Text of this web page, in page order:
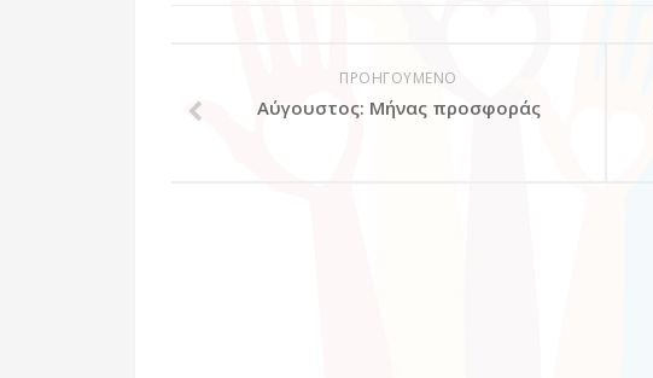
ΠΡΟΗΓΟΥΜΕΝΟ
Αύγουστος: Μήνας προσφοράς